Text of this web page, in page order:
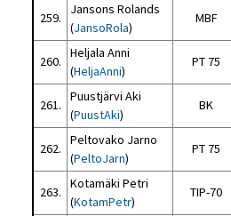
259.
Jansons Rolands
(JansoRola)
MBF
260.
Heljala Anni
(HeljaAnni)
PT 75
261.
Puustjärvi Aki
(PuustAki)
BK
262.
Peltovako Jarno
(PeltoJarn)
PT 75
263.
Kotamäki Petri
(KotamPetr)
TIP-70